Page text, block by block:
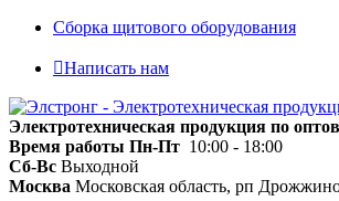
Сборка щитового оборудования
Написать нам
Электротехническая продукция по
Время работы Пн-Пт 10:00 - 18:00
Сб-Вс Выходной
Москва Московская область, рп